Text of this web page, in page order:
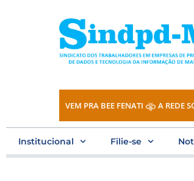
VEM PRA BEE FENATI A REDE
Institucional Filie-se